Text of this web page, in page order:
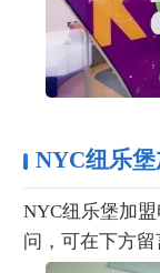
NYC纽乐
NYC纽乐堡加
问，可在下方留